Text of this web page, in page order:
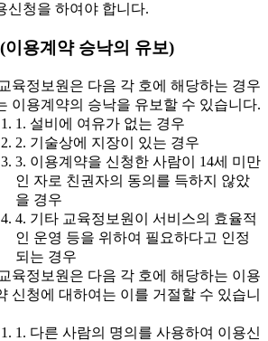
신청을 하여야 합니다.
이용계약 승낙의 유보)
육정보원은 다음 각 호에 해당하는 경우
이용계약의 승낙을 유보할 수 있습니다.
1. 설비에 여유가 없는 경우
2. 기술상에 지장이 있는 경우
3. 이용계약을 신청한 사람이 14세 미만
인 자로 친권자의 동의를 득하지 않았
을 경우
4. 기타 교육정보원이 서비스의 효율적
인 운영 등을 위하여 필요하다고 인정
되는 경우
육정보원은 다음 각 호에 해당하는 이용
신청에 대하여는 이를 거절할 수 있습니
1. 다른 사람의 명의를 사용하여 이용신